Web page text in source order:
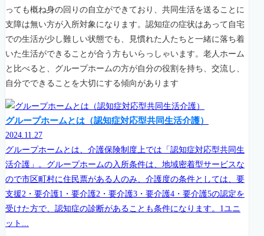
っても概ね身の回りの自立ができており、共同生活を送ることに
支障は無い方が入所対象になります。認知症の症状はあって自宅
での生活が少し難しい状態でも、見慣れた人たちと一緒に落ち着
いた生活ができることが合う方もいらっしゃいます。老人ホーム
と比べると、グループホームの方が自分の役割を持ち、交流し、
自分でできることを大切にする傾向があります
グループホームとは（認知症対応型共同生活介護）
2024.11.27
グループホームとは、介護保険制度上では「認知症対応型共同生
活介護」。グループホームの入所条件は、地域密着型サービスな
ので市区町村に住民票がある人のみ、介護度の条件としては、要
支援2・要介護1・要介護2・要介護3・要介護4・要介護5の認定を
受けた方で、認知症の診断があることも条件になります。1ユニ
ット...